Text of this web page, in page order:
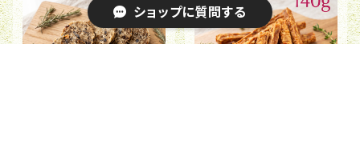
ショップに質問する